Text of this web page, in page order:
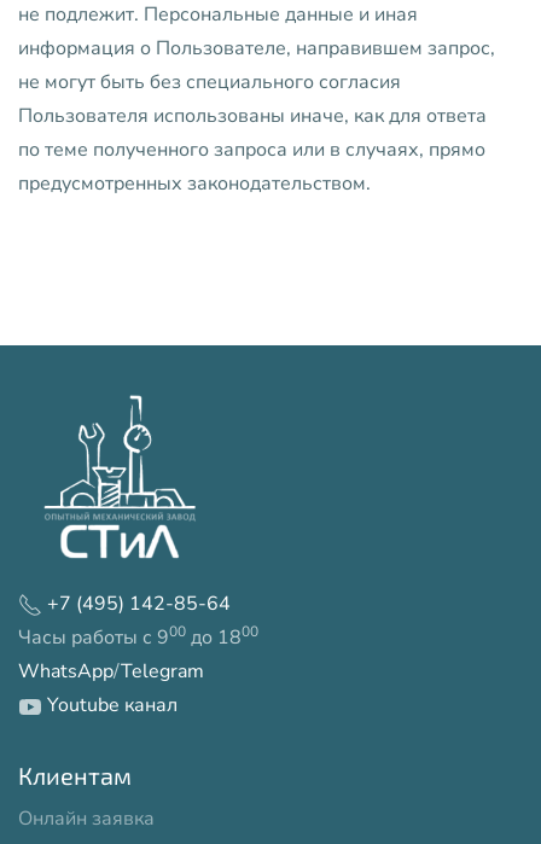
не подлежит. Персональные данные и иная
информация о Пользователе, направившем запрос,
не могут быть без специального согласия
Пользователя использованы иначе, как для ответа
по теме полученного запроса или в случаях, прямо
предусмотренных законодательством.
+7 (495) 142-85-64
Часы работы с 900 до 1800
WhatsApp/Telegram
Youtube канал
Клиентам
Онлайн заявка